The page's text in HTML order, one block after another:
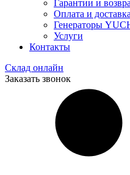
Гарантии и
Оплата и доставка
Генераторы
Услуги
Контакты
Склад онлайн
Заказать звонок